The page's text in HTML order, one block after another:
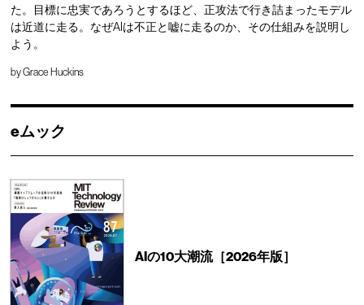
た。目標に忠実であろうとするほど、正攻法で行き詰まったモデル
は近道に走る。なぜAIは不正と嘘に走るのか、その仕組みを説明し
よう。
byGrace Huckins
eムック
AIの10大潮流［2026年版］